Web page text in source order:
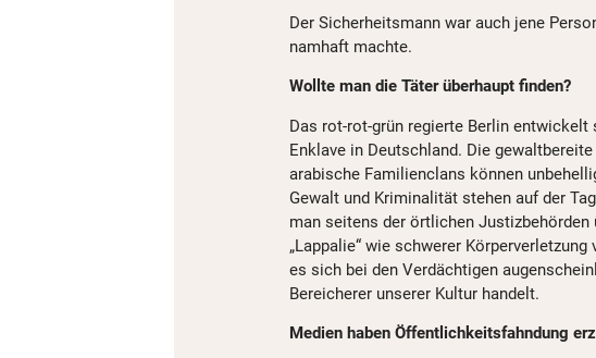
Der Sicherheitsmann war auch jene
namhaft machte.
Wollte man die Täter überhaupt finden?
Das rot-rot-grün regierte Berlin
Enklave in Deutschland. Die
arabische Familienclans können
Gewalt und Kriminalität stehen auf der
man seitens der örtlichen
„Lappalie“ wie schwerer
es sich bei den Verdächtigen
Bereicherer unserer Kultur handelt.
Medien haben Öffentlichkeitsfahndung